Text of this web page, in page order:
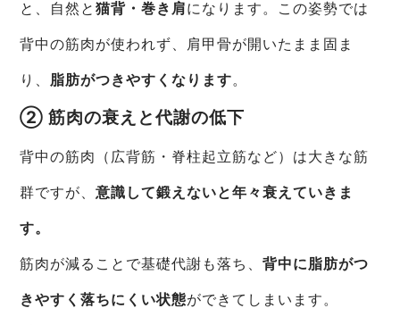
と、自然と猫背・巻き肩になります。この姿勢では
背中の筋肉が使われず、肩甲骨が開いたまま固ま
り、 脂肪がつきやすくなります。
② 筋肉の衰えと代謝の低下
背中の筋肉（広背筋・脊柱起立筋など）は大きな筋
群ですが、意識して鍛えないと年々衰えていきま
す。
筋肉が減ることで基礎代謝も落ち、背中に脂肪がつ
きやすく落ちにくい状態ができてしまいます。